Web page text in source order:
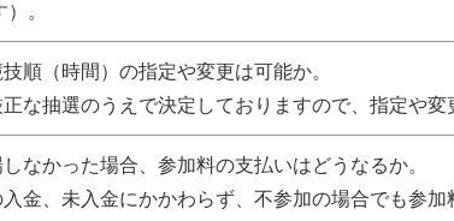
。
順（時間）の指定や変更は可能か。
な抽選のうえで決定しておりますので、指定や変
なかった場合、参加料の支払いはどうなるか。
金、未入金にかかわらず、不参加の場合でも参